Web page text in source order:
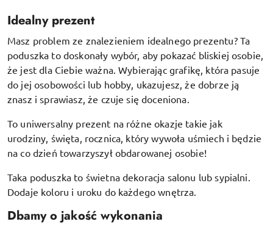
Idealny prezent
Masz problem ze znalezieniem idealnego prezentu? Ta
poduszka to doskonały wybór, aby pokazać bliskiej osobie,
że jest dla Ciebie ważna. Wybierając grafikę, która pasuje
do jej osobowości lub hobby, ukazujesz, że dobrze ją
znasz i sprawiasz, że czuje się doceniona.
To uniwersalny prezent na różne okazje takie jak
urodziny, święta, rocznica, który wywoła uśmiech i będzie
na co dzień towarzyszył obdarowanej osobie!
Taka poduszka to świetna dekoracja salonu lub sypialni.
Dodaje koloru i uroku do każdego wnętrza.
Dbamy o jakość wykonania